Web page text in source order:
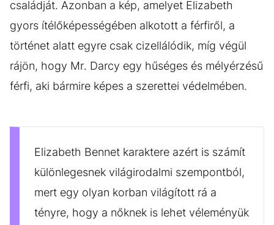
családját. Azonban a kép, amelyet Elizabeth
gyors ítélőképességében alkotott a férfiről, a
történet alatt egyre csak cizellálódik, míg végül
rájön, hogy Mr. Darcy egy hűséges és mélyérzésű
férfi, aki bármire képes a szerettei védelmében.
Elizabeth Bennet karaktere azért is számít
különlegesnek világirodalmi szempontból,
mert egy olyan korban világított rá a
tényre, hogy a nőknek is lehet véleményük